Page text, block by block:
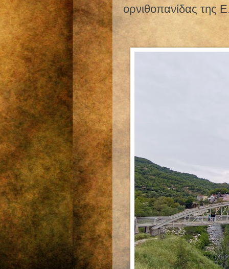
ορνιθοπανίδας της